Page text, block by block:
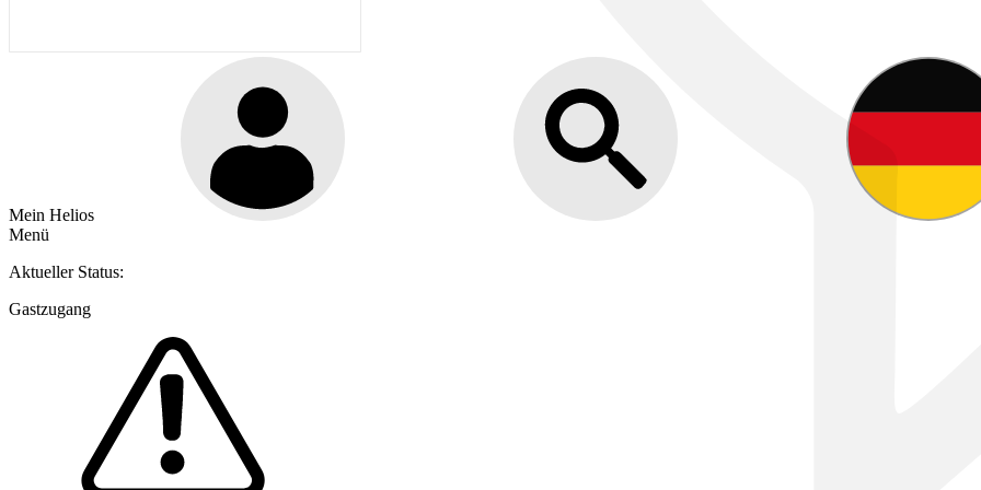
Mein Helios
Menü
Aktueller Status:
Gastzugang